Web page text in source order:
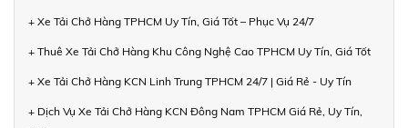
+ Xe Tải Chở Hàng TPHCM Uy Tín, Giá Tốt – Phục Vụ 24/7
+ Thuê Xe Tải Chở Hàng Khu Công Nghệ Cao TPHCM Uy Tín, Giá Tốt
+ Xe Tải Chở Hàng KCN Linh Trung TPHCM 24/7 | Giá Rẻ - Uy Tín
+ Dịch Vụ Xe Tải Chở Hàng KCN Đông Nam TPHCM Giá Rẻ, Uy Tín,